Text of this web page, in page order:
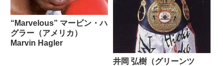
“Marvelous” マービン・ハ
グラー（アメリカ）
Marvin Hagler
井岡 弘樹（グリーンツ